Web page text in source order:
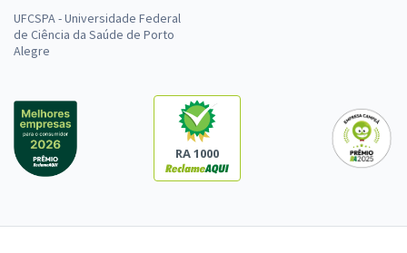
UFCSPA - Universidade Federal
de Ciência da Saúde de Porto
Alegre
RA 1000